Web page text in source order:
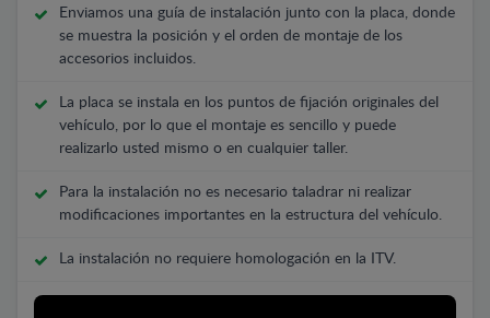
Enviamos una guía de instalación junto con la placa, donde
se muestra la posición y el orden de montaje de los
accesorios incluidos.
La placa se instala en los puntos de fijación originales del
vehículo, por lo que el montaje es sencillo y puede
realizarlo usted mismo o en cualquier taller.
Para la instalación no es necesario taladrar ni realizar
modificaciones importantes en la estructura del vehículo.
La instalación no requiere homologación en la ITV.